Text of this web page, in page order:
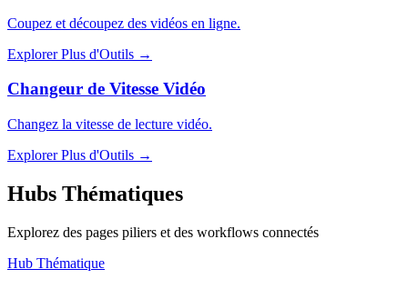
Coupez et découpez des vidéos en ligne.
Explorer Plus d'Outils →
Changeur de Vitesse Vidéo
Changez la vitesse de lecture vidéo.
Explorer Plus d'Outils →
Hubs Thématiques
Explorez des pages piliers et des workflows connectés
Hub Thématique